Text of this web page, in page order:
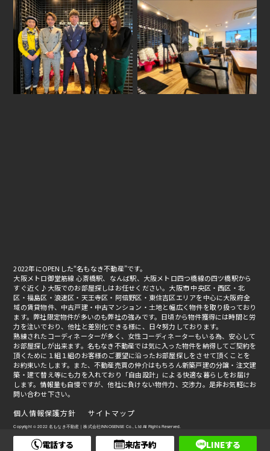
2022年にOPENした“名もなき不動産”です。
大阪メトロ御堂筋線 心斎橋駅、なんば駅、大阪メトロ四つ橋線の四ツ橋駅から
すぐ近く♪大阪でのお部屋探しはお任せください。大阪市 中央区・西区・北
区・福島区・浪速区・天王寺区・阿倍野区・東住吉区エリアを中心に大阪府全
域の賃貸物件、中古戸建・中古マンション・土地と幅広く物件を取り扱っており
ます。弊社限定物件が多いのも弊社の強みです。日頃から物件獲得には時間と労
力を注いでおり、他社と差別化できる様に、日々努力しております。
熟練されたコーディネーターが多く、女性コーディネーターもいる為、安心して
お部屋探しが出来ます。名もなき不動産では気に入った物件を納得してご契約を
頂くために１組１組のお客様のご要望に沿ったお部屋探しをさせて頂くことを
お約束いたします。また、不動産売買の仲介はもちろん新築戸建の分譲・注文建
築・建て替え等にも力を入れており「自由設計」による快適な暮らしをお届け
します。情報量も自慢ですが、他社に負けない物件力、交渉力。是非お気軽にお
問い合わせ下さい。
Copyright © 2022 名もなき不動産｜株式会社INNOSENSE Co., Ltd All Rights Reserved.
個人情報保護方針 サイトマップ
電話する 来店予約 LINEする